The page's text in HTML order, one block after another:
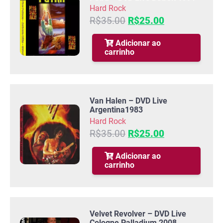
Hard Rock
R$35.00 O
preço
original
era:
R$35.00.
R$25.00O
preço
R$25.00.
Adicionar ao
carrinho
Van Halen – DVD Live
Argentina1983
Hard Rock
R$35.00 O
preço
original
era:
R$35.00.
R$25.00O
preço
R$25.00.
Adicionar ao
carrinho
Velvet Revolver – DVD Live